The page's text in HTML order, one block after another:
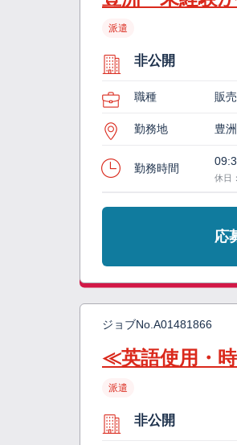
派遣
非公開
職種 販
勤務地 豊
勤務時間
休日：
応
ジョブNo. A01481866
≪英語使用・
派遣
非公開